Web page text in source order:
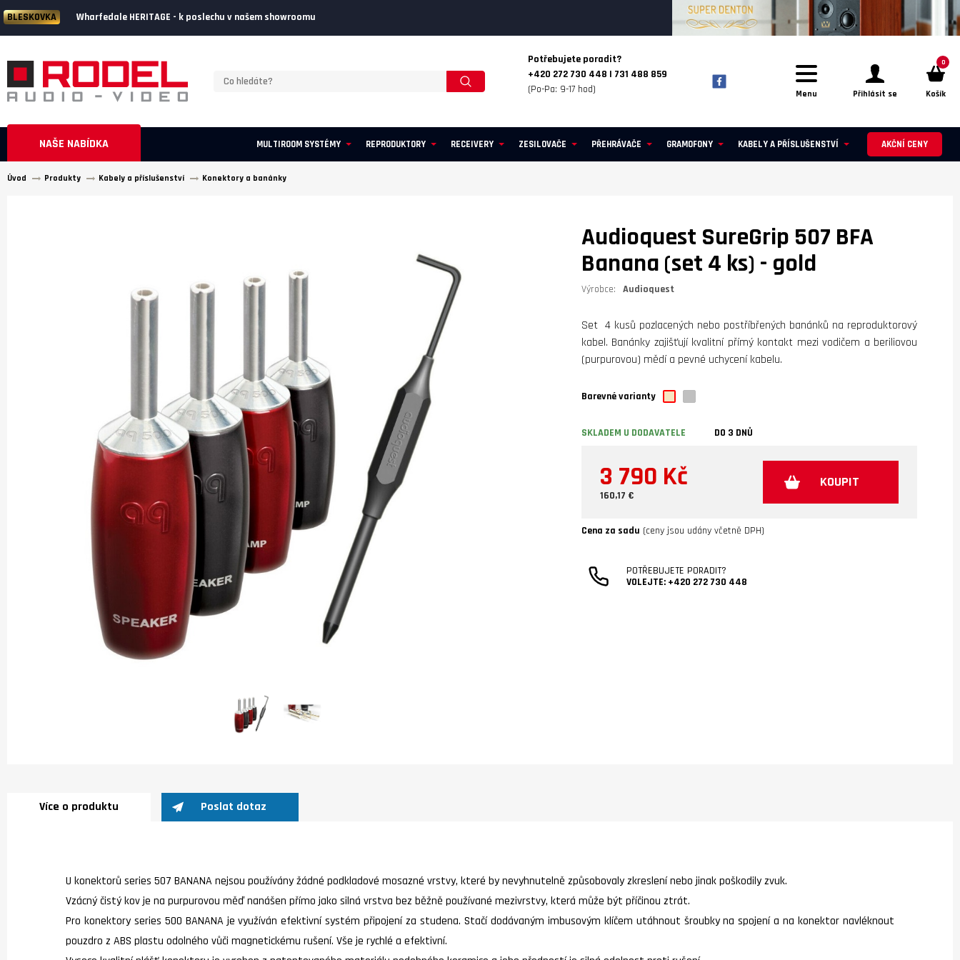
BLESKOVKA Wharfedale HERITAGE - k poslechu v našem showroomu
Potřebujete poradit?
+420 272 730 448 | 731 488 859
(Po-Pa: 9-17 hod)
Menu Přihlásit se
0
Košík
NAŠE NABÍDKA MULTIROOM SYSTÉMY REPRODUKTORY RECEIVERY ZESILOVAČE PŘEHRÁVAČE GRAMOFONY KABELY A PŘÍSLUŠENSTVÍ AKČNÍ CENY
Úvod Produkty Kabely a příslušenství Konektory a banánky
Audioquest SureGrip 507 BFA
Banana (set 4 ks) - gold
Výrobce: Audioquest
Set 4 kusů pozlacených nebo postříbřených banánků na reproduktorový
kabel. Banánky zajišťují kvalitní přímý kontakt mezi vodičem a beriliovou
(purpurovou) mědí a pevné uchycení kabelu.
Barevné varianty
SKLADEM U DODAVATELE DO 3 DNŮ
3 790 Kč
160,17 €
KOUPIT
Cena za sadu (ceny jsou udány včetně DPH)
POTŘEBUJETE PORADIT?
VOLEJTE: +420 272 730 448
Více o produktu Poslat dotaz
U konektorů series 507 BANANA nejsou používány žádné podkladové mosazné vrstvy, které by nevyhnutelně způsobovaly zkreslení nebo jinak poškodily zvuk.
Vzácný čistý kov je na purpurovou měď nanášen přímo jako silná vrstva bez běžně používané mezivrstvy, která může být příčinou ztrát.
Pro konektory series 500 BANANA je využíván efektivní systém připojení za studena. Stačí dodávaným imbusovým klíčem utáhnout šroubky na spojení a na konektor navléknout
pouzdro z ABS plastu odolného vůči magnetickému rušení. Vše je rychlé a efektivní.